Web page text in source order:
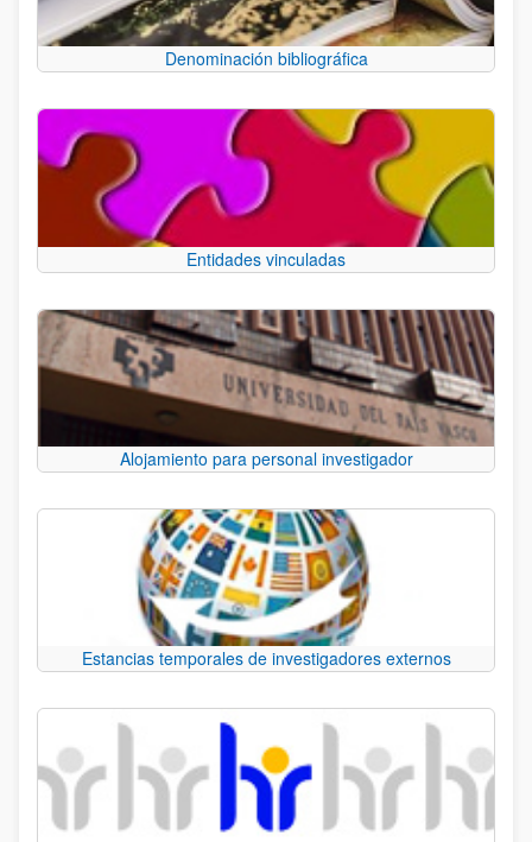
Denominación bibliográfica
Entidades vinculadas
Alojamiento para personal investigador
Estancias temporales de investigadores externos